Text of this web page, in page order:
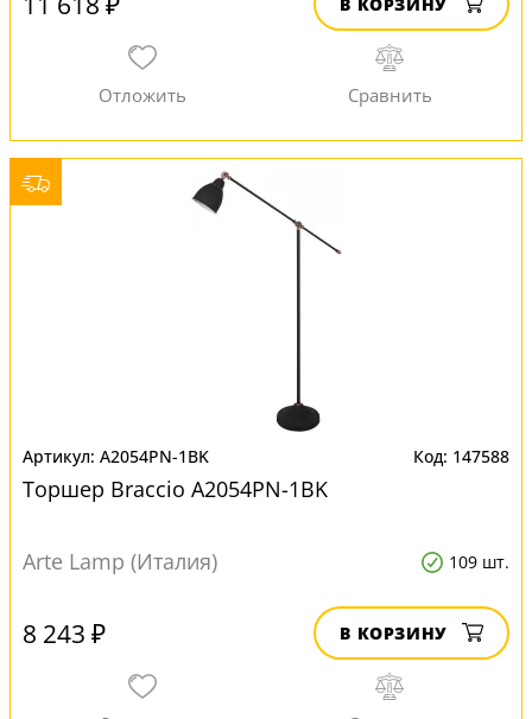
A2054PN-1BK 147588
Торшер Braccio A2054PN-1BK
Arte Lamp (Италия) 109 шт.
8 243 ₽ В КОРЗИНУ